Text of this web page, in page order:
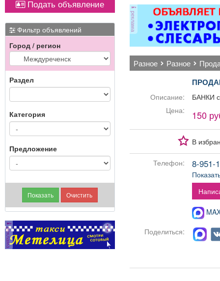
Вывоз мусора.
-
-
Подать объявление
Фильтр объявлений
Город / регион
Раздел
Категория
Предложение
реклама
реклама
разное разное
Описание:
БАНКИ
Цена:
150
В
Телефон: 8-951-
Поделиться: